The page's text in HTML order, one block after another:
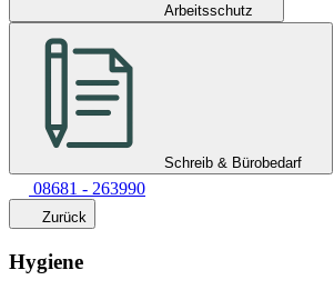
Arbeitsschutz
Schreib & Bürobedarf
08681 - 263990
Zurück
Hygiene